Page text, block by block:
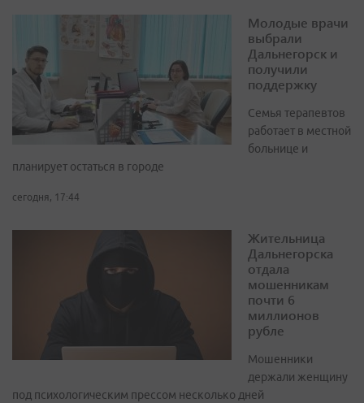
Молодые врачи
выбрали
Дальнегорск и
получили
поддержку
Семья терапевтов
работает в местной
больнице и
планирует остаться в городе
сегодня, 17:44
Жительница
Дальнегорска
отдала
мошенникам
почти 6
миллионов
рубле
Мошенники
держали женщину
под психологическим прессом несколько дней